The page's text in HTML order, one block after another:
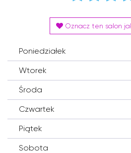
Oznacz ten salon
Poniedziałek
Wtorek
Środa
Czwartek
Piątek
Sobota